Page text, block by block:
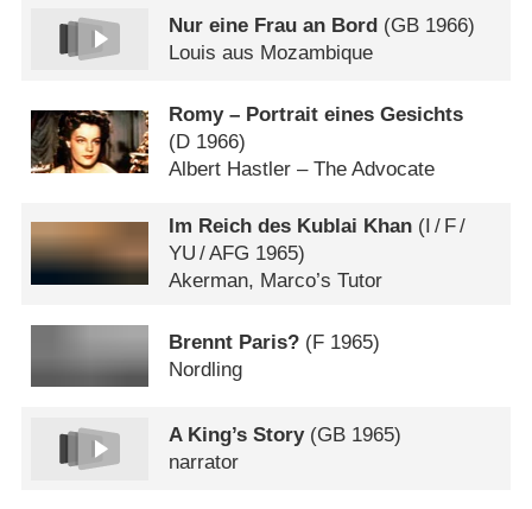
Nur eine Frau an Bord (GB 1966)
Louis aus Mozambique
Romy – Portrait eines Gesichts
(D 1966)
Albert Hastler – The Advocate
Im Reich des Kublai Khan ( / F/
YU /AFG 1965)
Akerman, Marco’s Tutor
Brennt Paris? (F 1965)
Nordling
A King’s Story(GB 1965)
narrator